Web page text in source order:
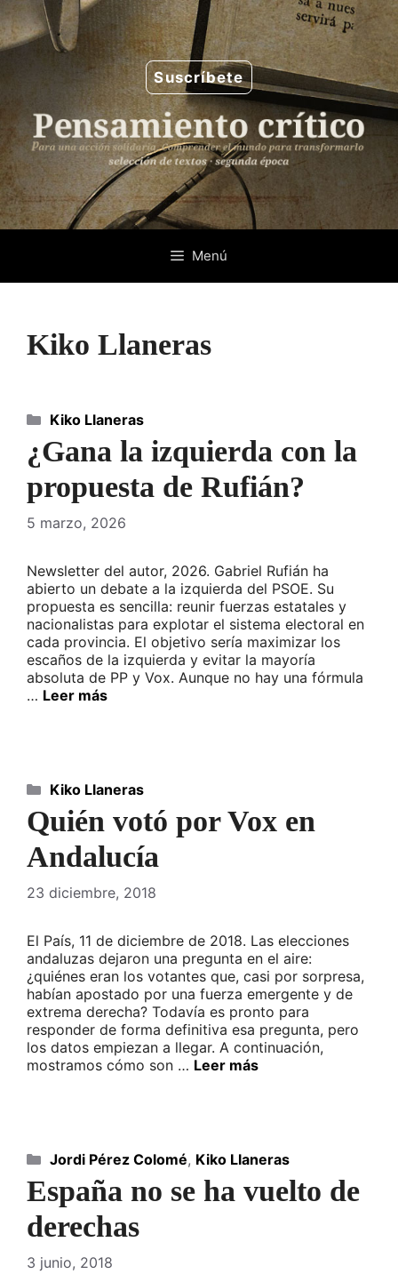
Saltar
al
contenido
Suscríbete
Menú
Kiko Llaneras
¿Gana la izquierda con la
propuesta de Rufián?
5 marzo, 2026
Newsletter del autor, 2026. Gabriel Rufián ha
abierto un debate a la izquierda del PSOE. Su
propuesta es sencilla: reunir fuerzas estatales y
nacionalistas para explotar el sistema electoral en
cada provincia. El objetivo sería maximizar los
escaños de la izquierda y evitar la mayoría
absoluta de PP y Vox. Aunque no hay una fórmula
… Leer más
Categorías
Kiko Llaneras
Quién votó por Vox en
Andalucía
23 diciembre, 2018
El País, 11 de diciembre de 2018. Las elecciones
andaluzas dejaron una pregunta en el aire:
¿quiénes eran los votantes que, casi por sorpresa,
habían apostado por una fuerza emergente y de
extrema derecha? Todavía es pronto para
responder de forma definitiva esa pregunta, pero
los datos empiezan a llegar. A continuación,
mostramos cómo son … Leer más
Categorías
Kiko Llaneras
España no se ha vuelto de
derechas
3 junio, 2018
Categorías
Jordi Pérez Colomé, Kiko Llaneras